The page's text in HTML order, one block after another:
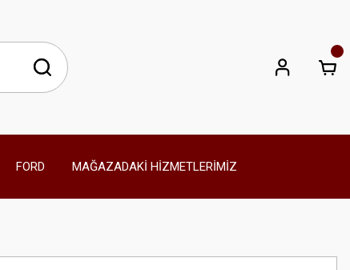
FORD MAĞAZADAKİ HİZMETLERİMİZ